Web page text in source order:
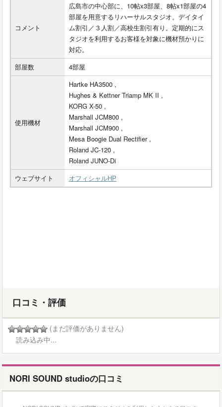
コメント
広島市の中心部に、10帖x3部屋、8帖x1部屋の4
部屋を用意するリハーサルスタジオ。デイタイ
ム割引／３人割／高校生割引有り。定期的にス
タジオを利用するお客様を対象に機材預かりに
対応。
部屋数
4部屋
使用機材
Hartke HA3500 ,
Hughes & Kettner Triamp MK II ,
KORG X-50 ,
Marshall JCM800 ,
Marshall JCM900 ,
Mesa Boogie Dual Rectifier ,
Roland JC-120 ,
Roland JUNO-Di
ウェブサイト
オフィシャルHP
口コミ・評価
(まだ評価がありません)
読み込み中...
NORI SOUND studioの口コミ